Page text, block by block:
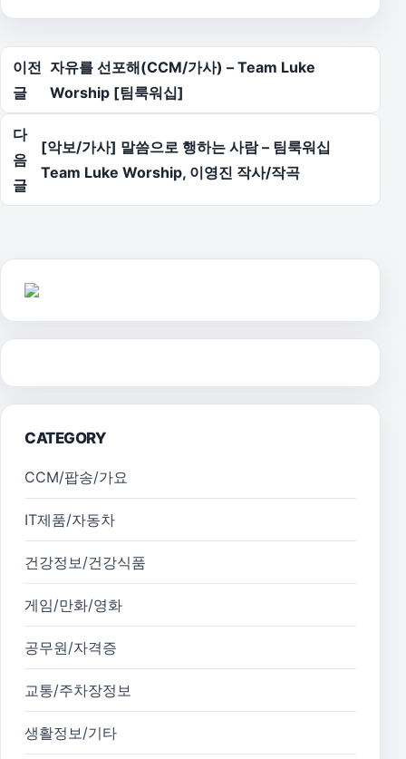
글 탐색
이전
글
자유를 선포해(CCM/가사) – Team Luke
Worship [팀룩워십]
다
음
글
[악보/가사] 말씀으로 행하는 사람 – 팀룩워십
Team Luke Worship, 이영진 작사/작곡
CATEGORY
CCM/팝송/가요
IT제품/자동차
건강정보/건강식품
게임/만화/영화
공무원/자격증
교통/주차장정보
생활정보/기타